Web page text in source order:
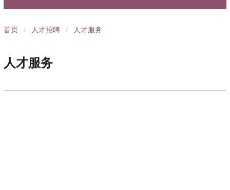
导
痕
迹
首页 / 人才招聘 / 人才服务
人才服务